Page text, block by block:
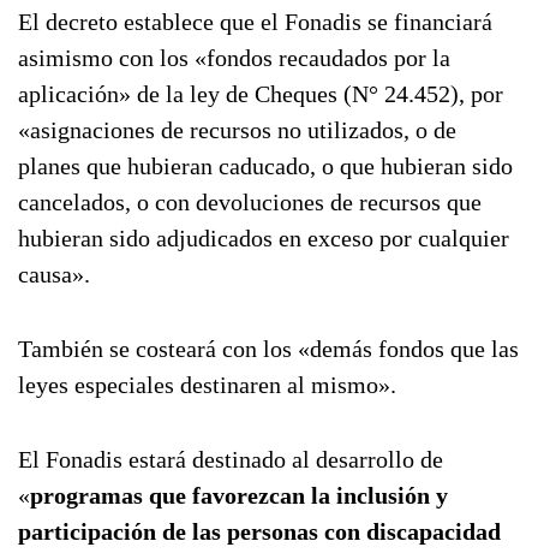
El decreto establece que el Fonadis se financiará
asimismo con los «fondos recaudados por la
aplicación» de la ley de Cheques (N° 24.452), por
«asignaciones de recursos no utilizados, o de
planes que hubieran caducado, o que hubieran sido
cancelados, o con devoluciones de recursos que
hubieran sido adjudicados en exceso por cualquier
causa».
También se costeará con los «demás fondos que las
leyes especiales destinaren al mismo».
El Fonadis estará destinado al desarrollo de
«programas que favorezcan la inclusión y
participación de las personas con discapacidad